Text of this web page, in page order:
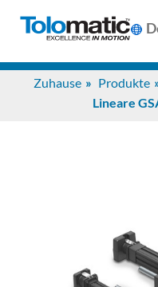
Zuhause Produkte
Lineare
Search